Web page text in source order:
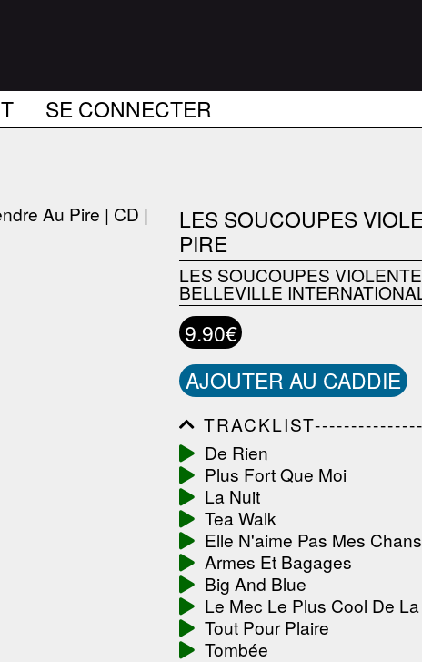
SE CONNECTER
LES SOUCOUPES
PIRE
LES SOUCOUPES
BELLEVILLE
9.90€
AJOUTER AU CADDIE
-----------------
De Rien
Plus Fort Que Moi
La Nuit
Tea Walk
Elle N'aime Pas Mes
Armes Et Bagages
Big And Blue
Le Mec Le Plus Cool De La
Tout Pour Plaire
Tombée